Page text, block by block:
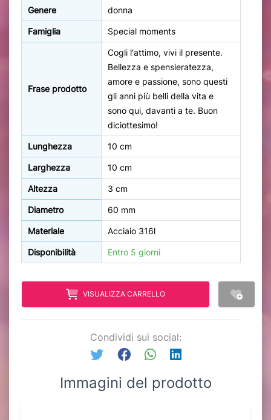
Genere donna
Famiglia Special moments
Frase prodotto
Cogli l'attimo, vivi il presente.
Bellezza e spensieratezza,
amore e passione, sono questi
gli anni più belli della vita e
sono qui, davanti a te. Buon
diciottesimo!
Lunghezza 10 cm
Larghezza 10 cm
Altezza 3 cm
Diametro 60 mm
Materiale Acciaio 316l
Disponibilità Entro 5 giorni
VISUALIZZA CARRELLO
Condividi sui social:
Immagini del prodotto